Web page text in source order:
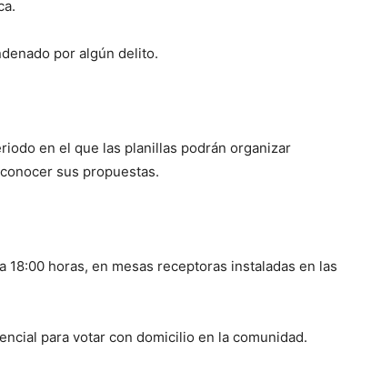
por algún delito.
en el que las planillas podrán organizar
sus propuestas.
18:00 horas, en mesas receptoras instaladas en las
para votar con domicilio en la comunidad.